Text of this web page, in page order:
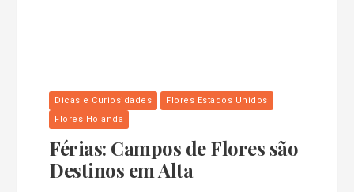
Dicas e Curiosidades
Flores Estados Unidos
Flores Holanda
Férias: Campos de Flores são
Destinos em Alta